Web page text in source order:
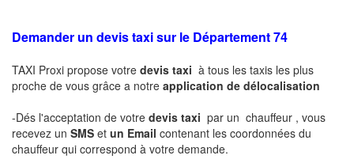
Demander un devis taxi sur le Département 74
TAXI Proxi propose votre devis taxi à tous les taxis les plus
proche de vous grâce a notre application de délocalisation
-Dés l'acceptation de votre devis taxi par un chauffeur , vous
recevez un SMS et un Email contenant les coordonnées du
chauffeur qui correspond à votre demande.